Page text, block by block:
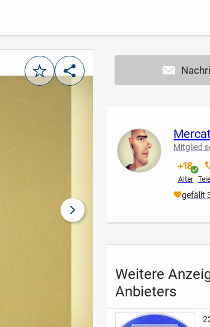
MerkenTeilen
nächstes Bild
Mitglied
Alter
gefällt
Weitere
Anbieters